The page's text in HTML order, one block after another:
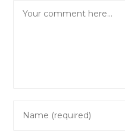
your